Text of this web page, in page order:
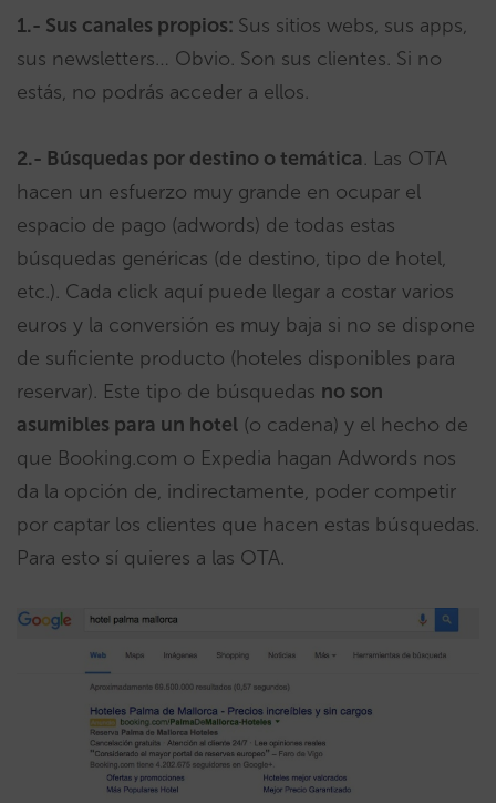
1.- Sus canales propios: Sus sitios webs, sus apps,
sus newsletters… Obvio. Son sus clientes. Si no
estás, no podrás acceder a ellos.
2.- Búsquedas por destino o temática. Las OTA
hacen un esfuerzo muy grande en ocupar el
espacio de pago (adwords) de todas estas
búsquedas genéricas (de destino, tipo de hotel,
etc.). Cada click aquí puede llegar a costar varios
euros y la conversión es muy baja si no se dispone
de suficiente producto (hoteles disponibles para
reservar). Este tipo de búsquedas no son
asumibles para un hotel (o cadena) y el hecho de
que Booking.com o Expedia hagan Adwords nos
da la opción de, indirectamente, poder competir
por captar los clientes que hacen estas búsquedas.
Para esto sí quieres a las OTA.